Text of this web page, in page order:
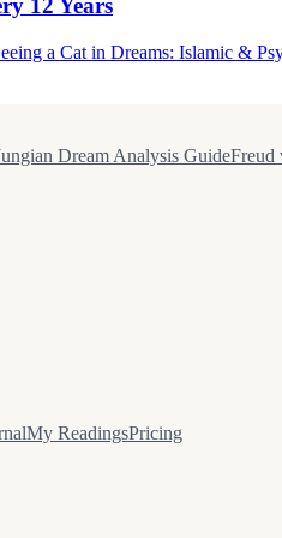
12 Years
a Cat in Dreams: Islamic &
Dream Analysis GuideFreud
My ReadingsPricing